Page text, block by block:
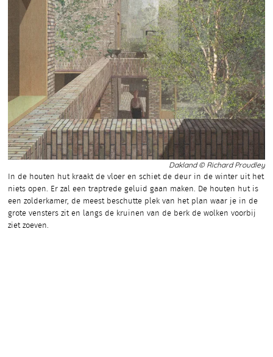
Dakland © Richard Proudley
In de houten hut kraakt de vloer en schiet de deur in de winter uit het
niets open. Er zal een traptrede geluid gaan maken. De houten hut is
een zolderkamer, de meest beschutte plek van het plan waar je in de
grote vensters zit en langs de kruinen van de berk de wolken voorbij
ziet zoeven.